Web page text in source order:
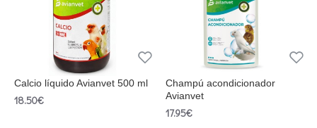
Calcio líquido Avianvet 500 ml
18.50€
Champú acondicionador
Avianvet
17.95€